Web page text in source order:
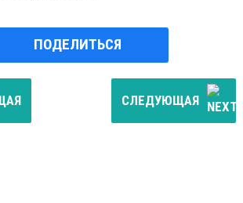
ПОДЕЛИТЬСЯ
СЛЕДУЮЩАЯ